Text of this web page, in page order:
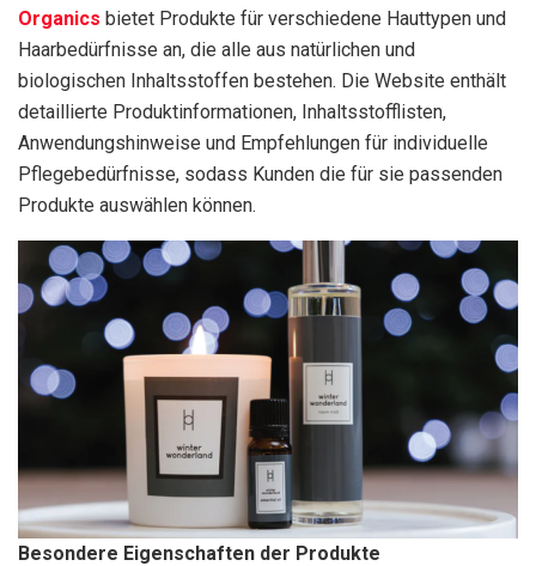
Organics bietet Produkte für verschiedene Hauttypen und
Haarbedürfnisse an, die alle aus natürlichen und
biologischen Inhaltsstoffen bestehen. Die Website enthält
detaillierte Produktinformationen, Inhaltsstofflisten,
Anwendungshinweise und Empfehlungen für individuelle
Pflegebedürfnisse, sodass Kunden die für sie passenden
Produkte auswählen können.
Besondere Eigenschaften der Produkte